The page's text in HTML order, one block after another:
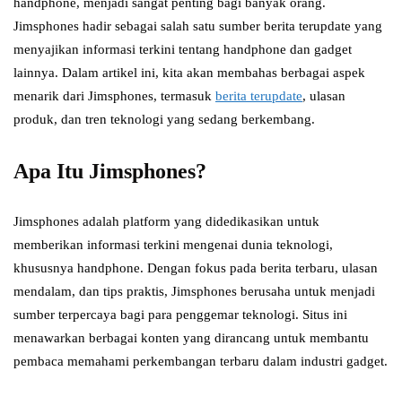
Jimsphones hadir sebagai salah satu sumber berita terupdate yang
menyajikan informasi terkini tentang handphone dan gadget
lainnya. Dalam artikel ini, kita akan membahas berbagai aspek
menarik dari Jimsphones, termasuk berita terupdate, ulasan
produk, dan tren teknologi yang sedang berkembang.
Apa Itu Jimsphones?
Jimsphones adalah platform yang didedikasikan untuk
memberikan informasi terkini mengenai dunia teknologi,
khususnya handphone. Dengan fokus pada berita terbaru, ulasan
mendalam, dan tips praktis, Jimsphones berusaha untuk menjadi
sumber terpercaya bagi para penggemar teknologi. Situs ini
menawarkan berbagai konten yang dirancang untuk membantu
pembaca memahami perkembangan terbaru dalam industri gadget.